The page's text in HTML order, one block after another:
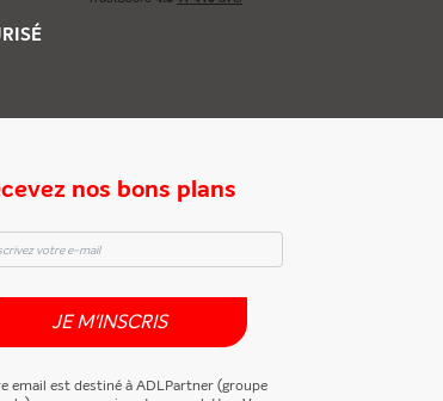
nos bons plans
JE M'INSCRIS
email est destiné à ADLPartner (groupe